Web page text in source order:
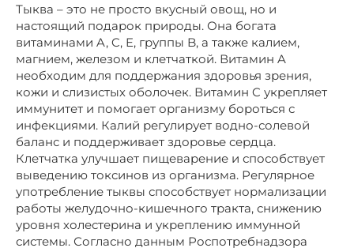
Тыква – это не просто вкусный овощ, но и
настоящий подарок природы. Она богата
витаминами A, C, E, группы B, а также калием,
магнием, железом и клетчаткой. Витамин A
необходим для поддержания здоровья зрения,
кожи и слизистых оболочек. Витамин C укрепляет
иммунитет и помогает организму бороться с
инфекциями. Калий регулирует водно-солевой
баланс и поддерживает здоровье сердца.
Клетчатка улучшает пищеварение и способствует
выведению токсинов из организма. Регулярное
употребление тыквы способствует нормализации
работы желудочно-кишечного тракта, снижению
уровня холестерина и укреплению иммунной
системы. Согласно данным Роспотребнадзора